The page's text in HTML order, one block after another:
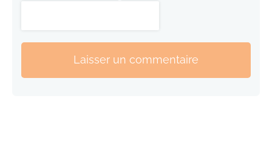
Laisser un commentaire